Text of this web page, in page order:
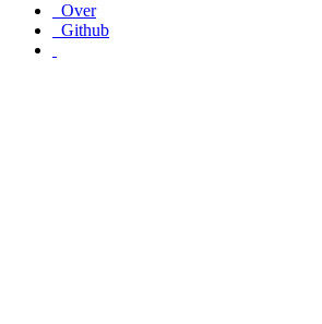
Over
Github